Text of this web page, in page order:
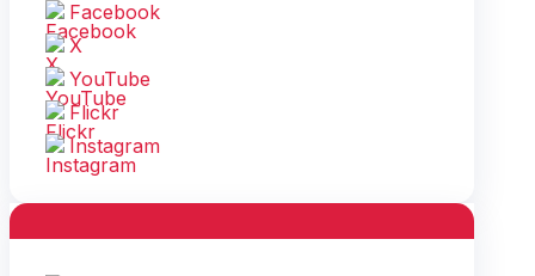
Facebook
X
YouTube
Flickr
Instagram